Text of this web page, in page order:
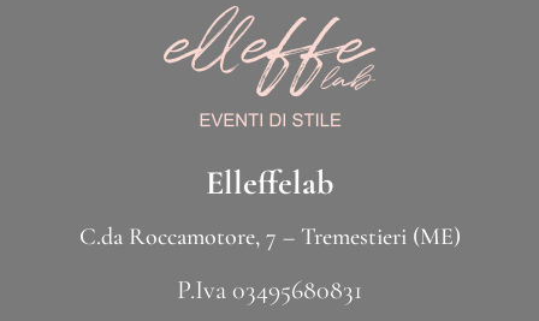
Elleffelab
C.da Roccamotore, 7 – Tremestieri (ME)
P.Iva 03495680831